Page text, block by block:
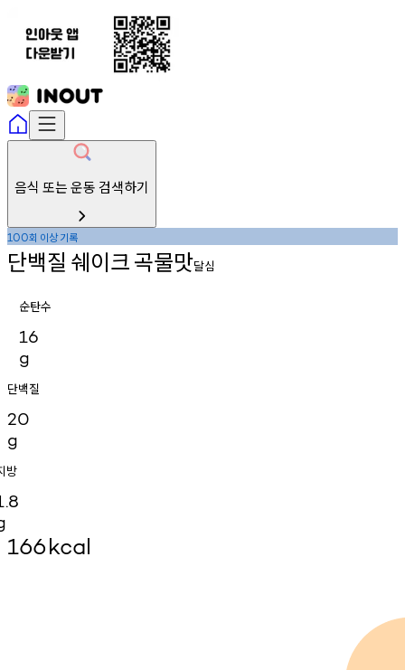
음식 또는 운동 검색하기
100회 이상기록
단백질 쉐이크곡물맛달심
순탄수
16
g
단백질
20
g
방
166kcal